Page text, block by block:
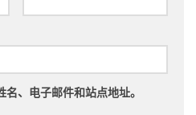
、电子邮件和站点地址。